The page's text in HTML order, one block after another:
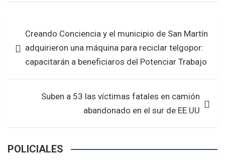
ce
o
o
k
tt at
A
p
ar
entradas
Creando Conciencia y el municipio de San Martín
adquirieron una máquina para reciclar telgopor:
capacitarán a beneficiaros del Potenciar Trabajo
Suben a 53 las víctimas fatales en camión
abandonado en el sur de EE.UU
POLICIALES